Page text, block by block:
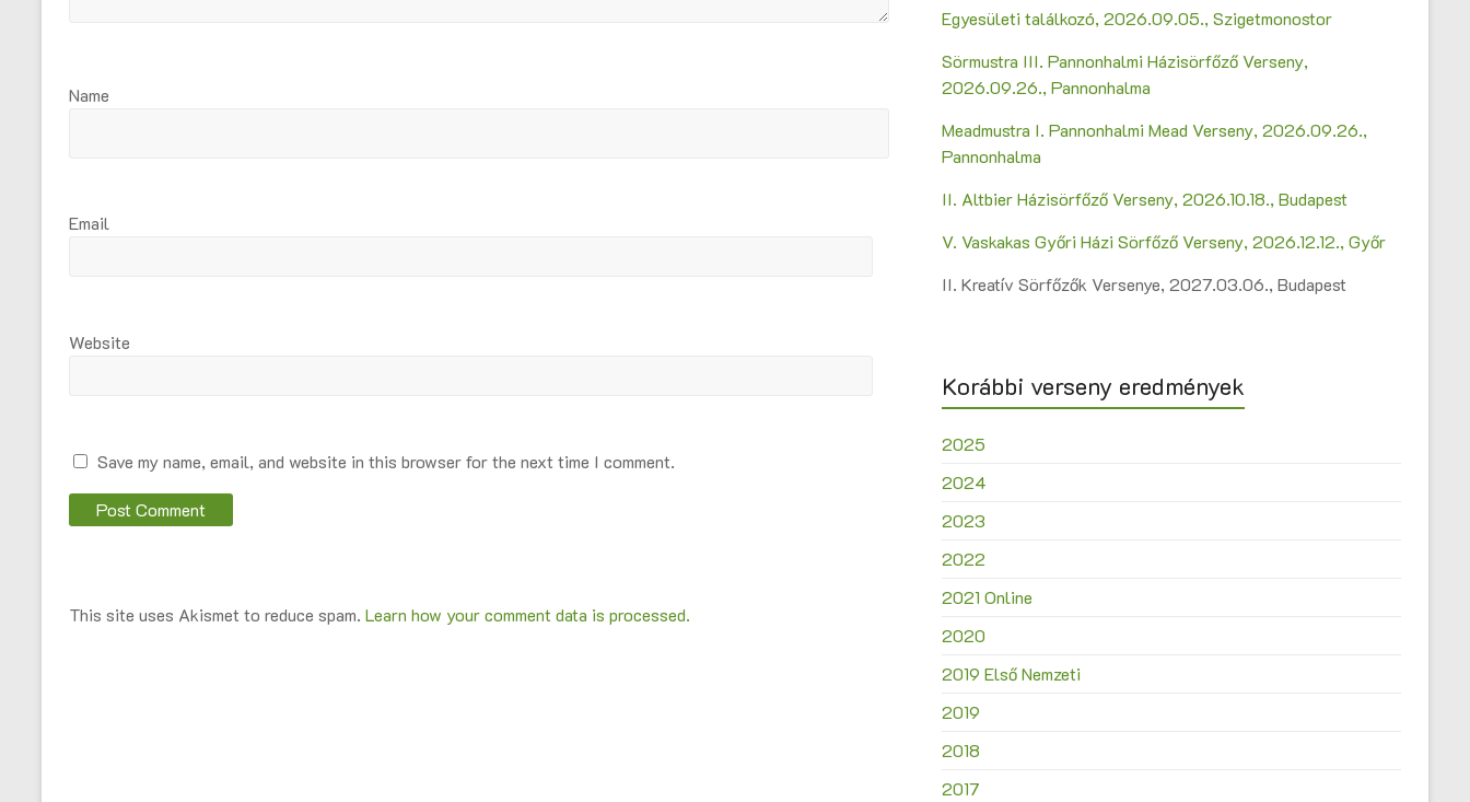
Name
Email
Website
Save my name, email, and website in this browser for the next time I comment.
This site uses Akismet to reduce spam. Learn how your comment data is processed.
Egyesületi találkozó, 2026.09.05., Szigetmonostor
Sörmustra III. Pannonhalmi Házisörfőző Verseny,
2026.09.26., Pannonhalma
Meadmustra I. Pannonhalmi Mead Verseny, 2026.09.26.,
Pannonhalma
II. Altbier Házisörfőző Verseny, 2026.10.18., Budapest
V. Vaskakas Győri Házi Sörfőző Verseny, 2026.12.12., Győr
II. Kreatív Sörfőzők Versenye, 2027.03.06., Budapest
Korábbi verseny eredmények
2025
2024
2023
2022
2021 Online
2020
2019 Első Nemzeti
2019
2018
2017